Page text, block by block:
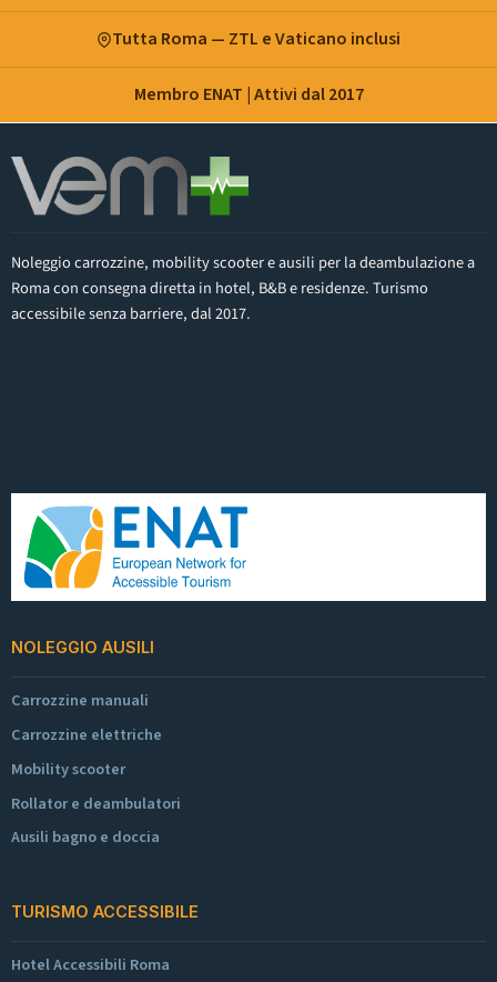
Tutta Roma — ZTL e Vaticano inclusi
Membro ENAT | Attivi dal 2017
Noleggio carrozzine, mobility scooter e ausili per la deambulazione a
Roma con consegna diretta in hotel, B&B e residenze. Turismo
accessibile senza barriere, dal 2017.
NOLEGGIO AUSILI
Carrozzine manuali
Carrozzine elettriche
Mobility scooter
Rollator e deambulatori
Ausili bagno e doccia
TURISMO ACCESSIBILE
Hotel Accessibili Roma